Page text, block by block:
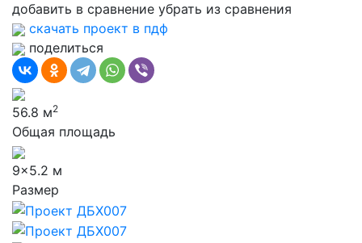
добавить в сравнение убрать из сравнения
скачать проект в пдф
поделиться
56.8 м2
Общая площадь
9x5.2 м
Размер